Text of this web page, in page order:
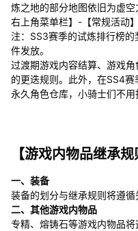
炼之地的部分地图依旧为虚
右上角菜单栏】-【常规活动
注：SS3赛季的试炼排行榜
件发放。
过渡期游戏内容结算、游戏
的更迭规则。此外，在SS4
永久角色仓库，小骑士们不
【游戏内物品继承规
一、装备
装备的划分与继承规则将遵循
二、其他游戏内物品
专精、熔铸石等游戏内物品